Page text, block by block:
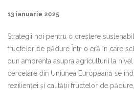
13 ianuarie 2025
Strategii noi pentru o creștere
fructelor de pădure Într-o eră în care
pun amprenta asupra agriculturii la
cercetare din Uniunea Europeană se
rezilienței și calității fructelor de